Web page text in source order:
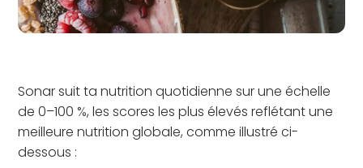
Sonar suit ta nutrition quotidienne sur une échelle
de 0–100 %, les scores les plus élevés reflétant une
meilleure nutrition globale, comme illustré ci-
dessous :